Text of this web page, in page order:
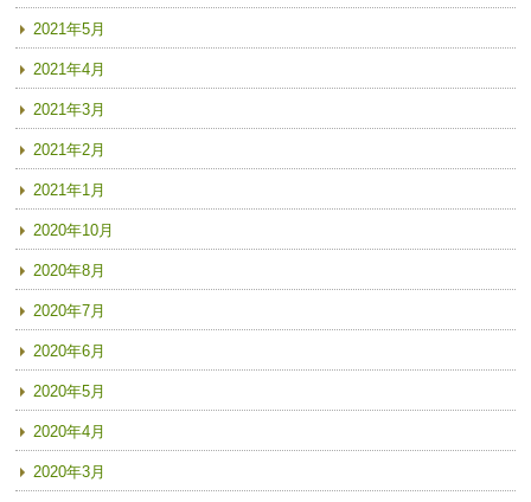
2021年5月
2021年4月
2021年3月
2021年2月
2021年1月
2020年10月
2020年8月
2020年7月
2020年6月
2020年5月
2020年4月
2020年3月